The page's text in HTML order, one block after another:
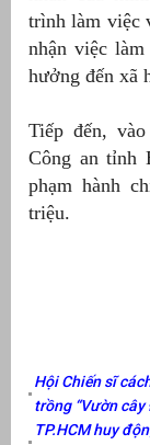
trình làm việc
nhận việc
hưởng đến xã
Tiếp đến,
Công an tỉnh
phạm hành
triệu.
Hội Chiến sĩ
trồng “Vườn
TP.HCM huy